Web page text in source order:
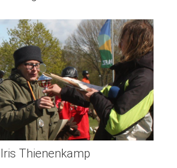
Iris Thienenkamp